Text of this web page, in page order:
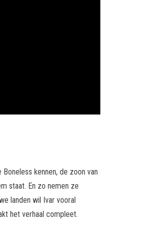
kennen, de zoon van
staat. En zo nemen ze
landen wil Ivar vooral
het verhaal compleet.